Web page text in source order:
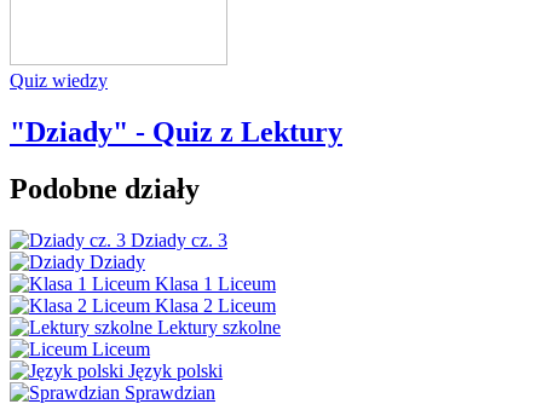
Quiz wiedzy
"Dziady" - Quiz z Lektury
Podobne działy
Dziady cz. 3
Dziady
Klasa 1 Liceum
Klasa 2 Liceum
Lektury szkolne
Liceum
Język polski
Sprawdzian